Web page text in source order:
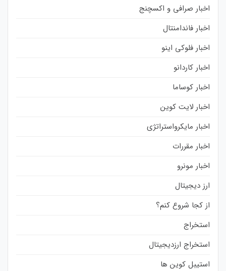
اخبار صرافی و اکسچنج
اخبار فاندامنتال
اخبار فلوکی اینو
اخبار کاردانو
اخبار کوساما
اخبار لایت کوین
اخبار مایکرواستراتژی
اخبار مقررات
اخبار مونرو
ارز دیجیتال
از کجا شروع کنم؟
استخراج
استخراج ارزدیجیتال
استیبل کوین ها